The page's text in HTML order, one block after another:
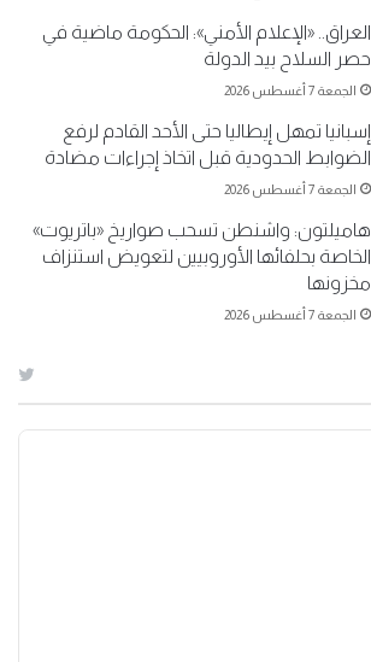
العراق.. «الإعلام الأمني»: الحكومة ماضية في
حصر السلاح بيد الدولة
الجمعة 7 أغسطس 2026
إسبانيا تمهل إيطاليا حتى الأحد القادم لرفع
الضوابط الحدودية قبل اتخاذ إجراءات مضادة
الجمعة 7 أغسطس 2026
هاميلتون: واشنطن تسحب صواريخ «باتريوت»
الخاصة بحلفائها الأوروبيين لتعويض استنزاف
مخزونها
الجمعة 7 أغسطس 2026